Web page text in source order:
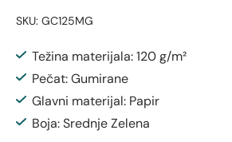
SKU: GC125MG
Težina materijala: 120 g/m²
Pečat: Gumirane
Glavni materijal: Papir
Boja: Srednje Zelena